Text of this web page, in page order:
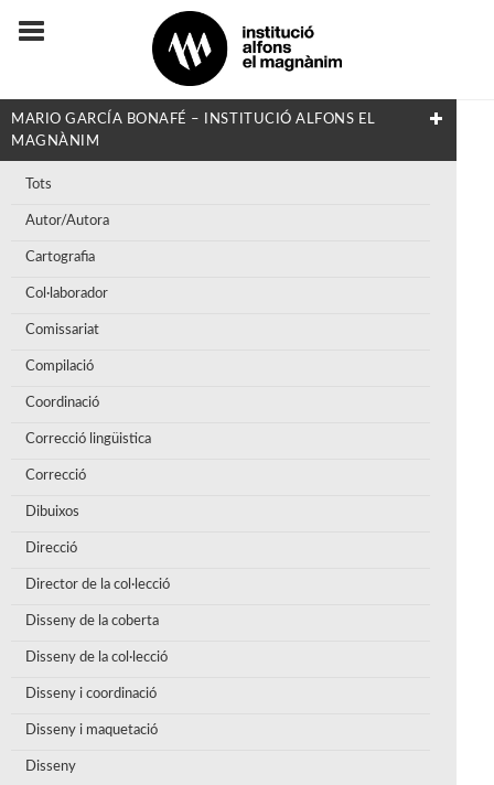
MARIO GARCÍA BONAFÉ – INSTITUCIÓ ALFONS EL
MAGNÀNIM
Tots
Autor/Autora
Cartografia
Col·laborador
Comissariat
Compilació
Coordinació
Correcció lingüistica
Correcció
Dibuixos
Direcció
Director de la col·lecció
Disseny de la coberta
Disseny de la col·lecció
Disseny i coordinació
Disseny i maquetació
Disseny